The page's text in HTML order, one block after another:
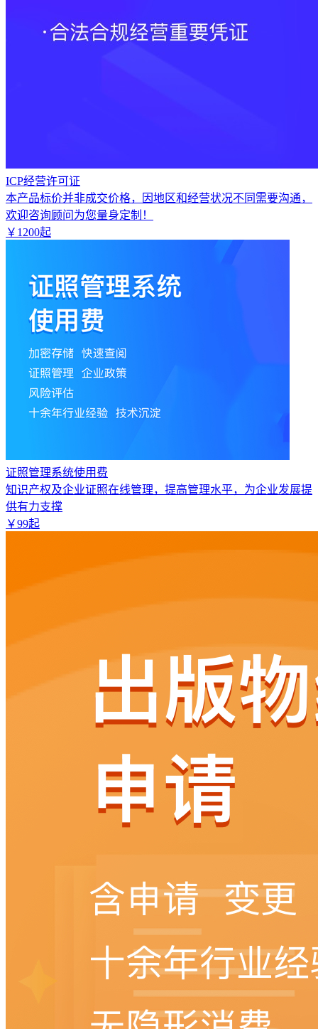
ICP经营许可证
本产品标价并非成交价格，因地区和经营状况不同需要沟通，
欢迎咨询顾问为您量身定制！
￥ 1200起
证照管理系统使用费
知识产权及企业证照在线管理，提高管理水平，为企业发展提
供有力支撑
￥99起